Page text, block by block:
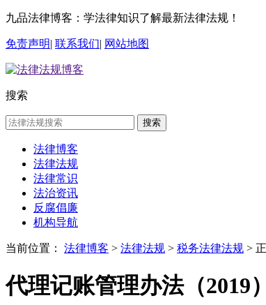
九品法律博客：学法律知识了解最新法律法规！
免责声明| 联系我们| 网站地图
搜索
搜索
法律博客
法律法规
法律常识
法治资讯
反腐倡廉
机构导航
当前位置： 法律博客 > 法律法规 > 税务法律法规 >
代理记账管理办法（2019）